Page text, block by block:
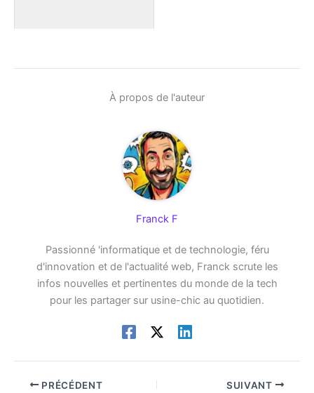
À propos de l'auteur
Franck F
Passionné 'informatique et de technologie, féru
d'innovation et de l'actualité web, Franck scrute les
infos nouvelles et pertinentes du monde de la tech
pour les partager sur usine-chic au quotidien.
PRÉCÉDENT SUIVANT